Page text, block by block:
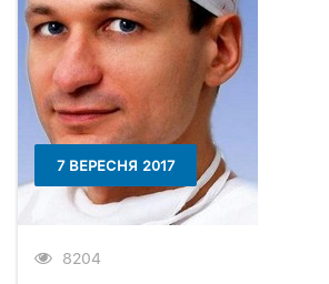
7 ВЕРЕСНЯ 2017
8204